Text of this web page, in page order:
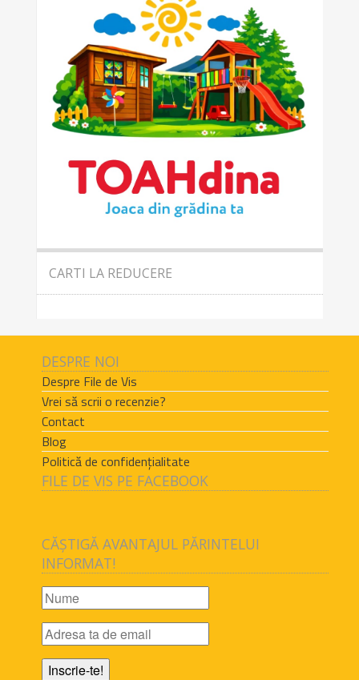
CARTI LA REDUCERE
DESPRE NOI
Despre File de Vis
Vrei să scrii o recenzie?
Contact
Blog
Politică de confidențialitate
FILE DE VIS PE FACEBOOK
CĂȘTIGĂ AVANTAJUL PĂRINTELUI
INFORMAT!